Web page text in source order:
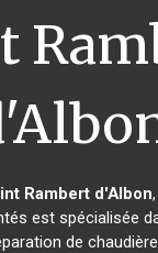
Rambert d'Albon
est spécialisée
de